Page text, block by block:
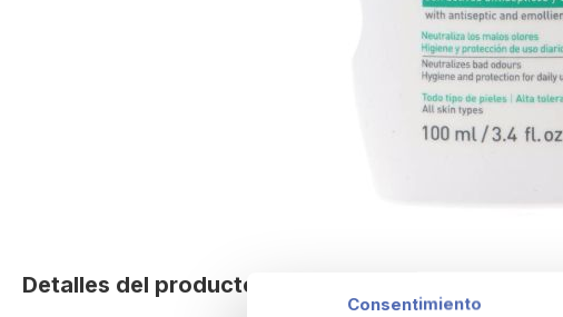
the
Detalles del producto
Consentimiento